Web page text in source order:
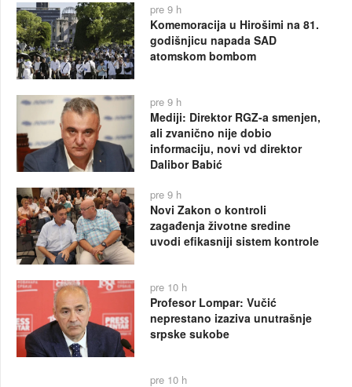
pre 9 h
Komemoracija u Hirošimi na 81.
godišnjicu napada SAD
atomskom bombom
pre 9 h
Mediji: Direktor RGZ-a smenjen,
ali zvanično nije dobio
informaciju, novi vd direktor
Dalibor Babić
pre 9 h
Novi Zakon o kontroli
zagađenja životne sredine
uvodi efikasniji sistem kontrole
pre 10 h
Profesor Lompar: Vučić
neprestano izaziva unutrašnje
srpske sukobe
pre 10 h